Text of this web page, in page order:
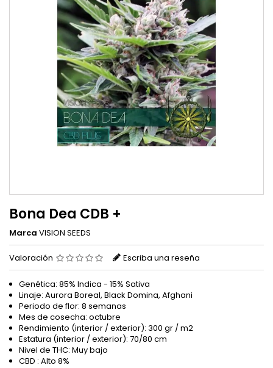
Bona Dea CDB +
Marca VISION SEEDS
Valoración Escriba una reseña
Genética: 85% Indica - 15% Sativa
Linaje: Aurora Boreal, Black Domina, Afghani
Periodo de flor: 8 semanas
Mes de cosecha: octubre
Rendimiento (interior / exterior): 300 gr / m2
Estatura (interior / exterior): 70/80 cm
Nivel de THC: Muy bajo
CBD : Alto 8%